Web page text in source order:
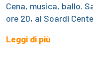
Cena, musica, ballo.
ore 20, al Soardi
Leggi di più